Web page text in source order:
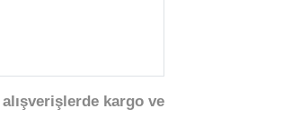
kargo ve